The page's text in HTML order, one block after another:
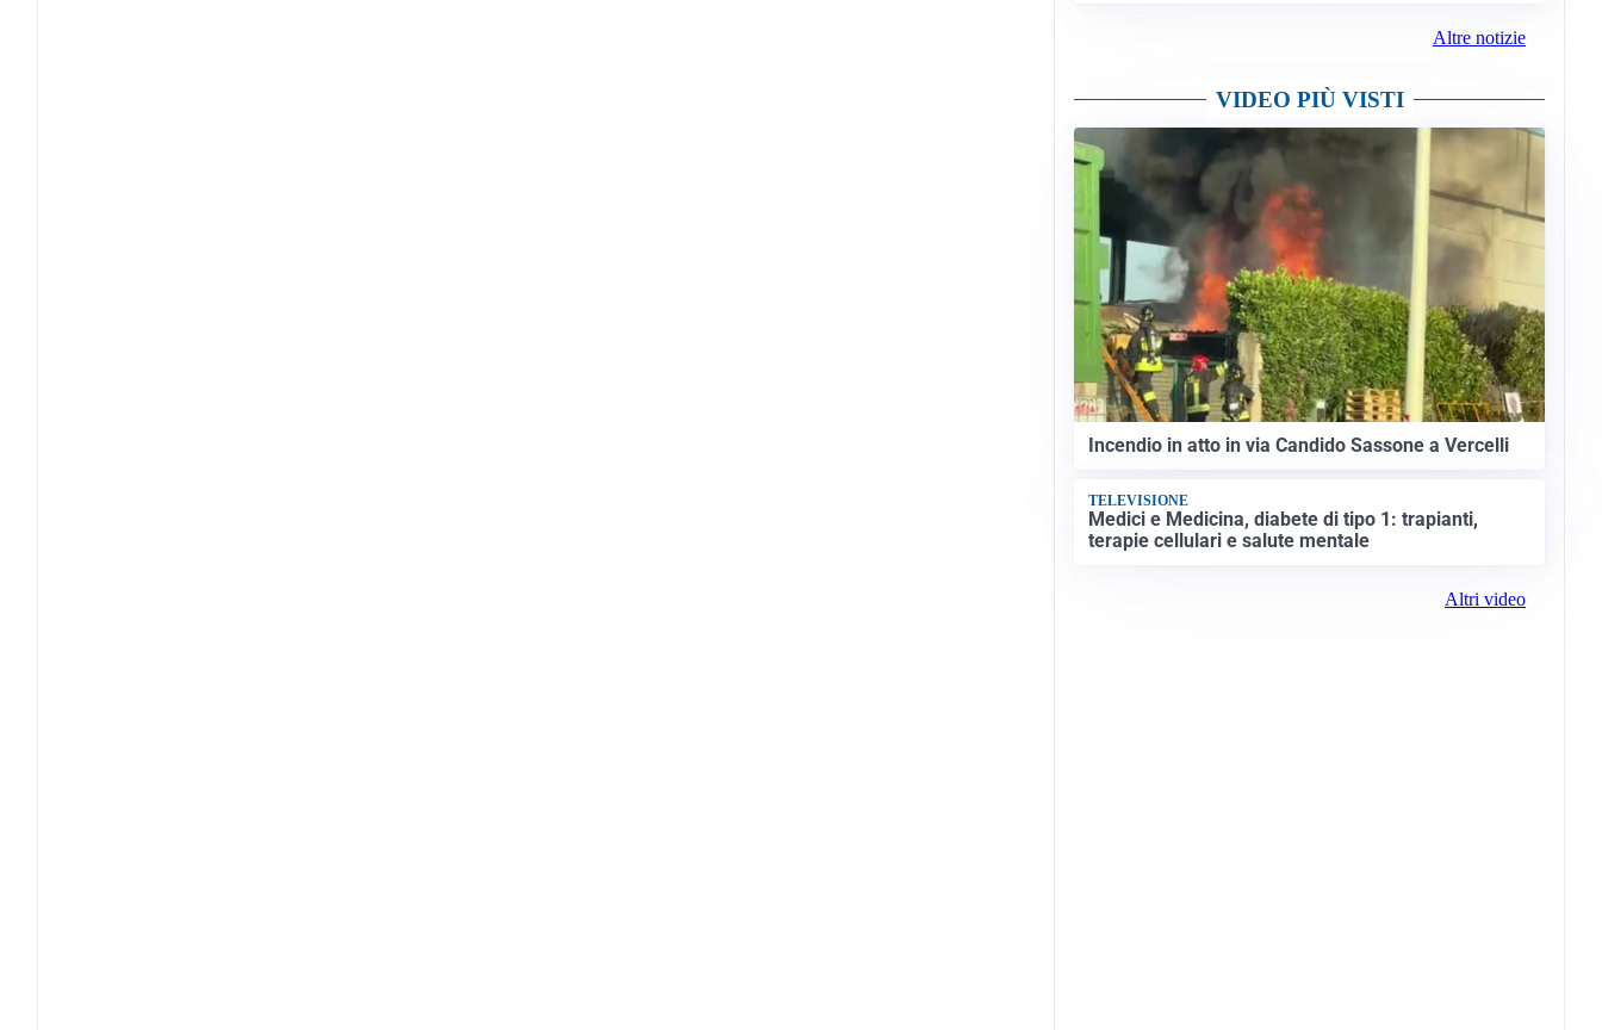
Altre notizie
VIDEO PIÙ VISTI
Incendio in atto in via Candido Sassone a Vercelli
TELEVISIONE
Medici e Medicina, diabete di tipo 1: trapianti,
terapie cellulari e salute mentale
Altri video